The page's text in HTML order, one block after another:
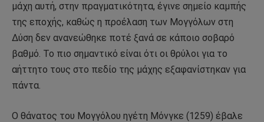
μάχη αυτή, στην πραγματικότητα, έγινε σημείο καμπής
της εποχής, καθώς η προέλαση των Μογγόλων στη
Δύση δεν ανανεώθηκε ποτέ ξανά σε κάποιο σοβαρό
βαθμό. Το πιο σημαντικό είναι ότι οι θρύλοι για το
αήττητο τους στο πεδίο της μάχης εξαφανίστηκαν για
πάντα.
Ο θάνατος του Μογγόλου ηγέτη Μόνγκε (1259) έβαλε